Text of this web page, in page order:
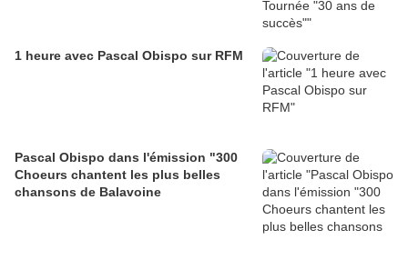
1 heure avec Pascal Obispo sur RFM
Pascal Obispo dans l'émission "300
Choeurs chantent les plus belles
chansons de Balavoine